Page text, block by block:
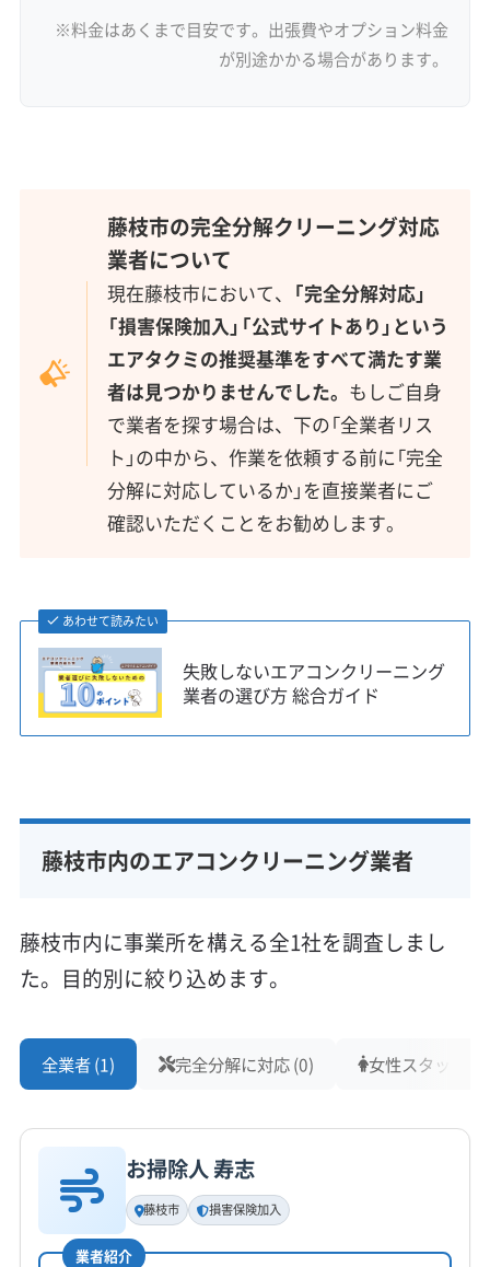
※料金はあくまで目安です。出張費やオプション料金
が別途かかる場合があります。
藤枝市の完全分解クリーニング対応
業者について
現在藤枝市において、 「完全分解対応」
「損害保険加入」「公式サイトあり」という
エアタクミの推奨基準をすべて満たす業
者は見つかりませんでした。 もしご自身
で業者を探す場合は、下の「全業者リス
ト」の中から、作業を依頼する前に「完全
分解に対応しているか」を直接業者にご
確認いただくことをお勧めします。
あわせて読みたい
失敗しないエアコンクリーニング
業者の選び方 総合ガイド
藤枝市内のエアコンクリーニング業者
藤枝市内に事業所を構える全1社を調査しまし
た。目的別に絞り込めます。
全業者 (1) 完全分解に対応 (0) 女性スタッフ在
お掃除人 寿志
藤枝市 損害保険加入
業者紹介